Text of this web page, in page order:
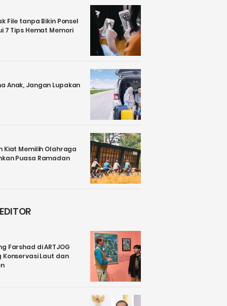
File tanpa Bikin Ponsel
7 Tips Hemat Memori
Anak, Jangan Lupakan
Kiat Memilih Olahraga
Puasa Ramadan
Farshad di ARTJOG
Konservasi Laut dan